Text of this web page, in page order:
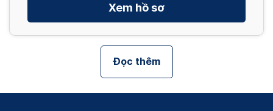
Xem hồ sơ
Đọc thêm